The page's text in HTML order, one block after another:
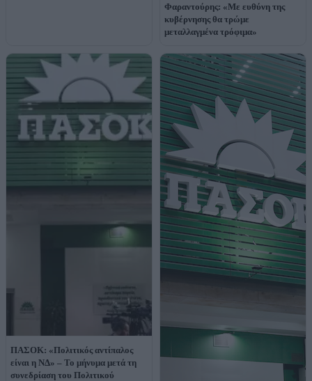
Φαραντούρης: «Με ευθύνη της
κυβέρνησης θα τρώμε
μεταλλαγμένα τρόφιμα»
ΠΑΣΟΚ: «Πολιτικός αντίπαλος
είναι η ΝΔ» – Το μήνυμα μετά τη
συνεδρίαση του Πολιτικού